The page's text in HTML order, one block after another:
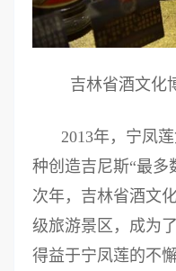
吉林省酒文化
2013年，宁凤
种创造吉尼斯“最多
次年，吉林省酒文
级旅游景区，成为
得益于宁凤莲的不